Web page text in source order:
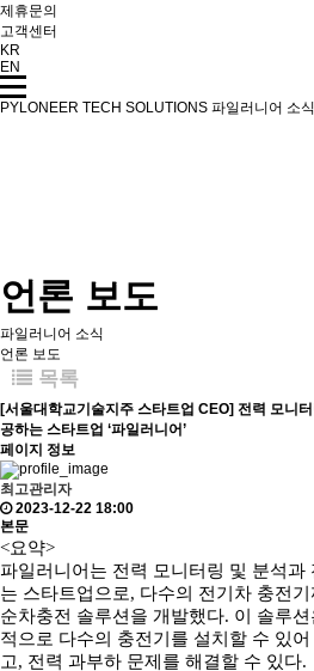
제휴문의
고객센터
KR
EN
PYLONEER TECH SOLUTIONS 파일러니어 소식
언론 보도
파일러니어 소식
언론 보도
목록
[서울대학교기술지주 스타트업 CEO] 전력 모니
공하는 스타트업 ‘파일러니어’
페이지 정보
최고관리자
2023-12-22 18:00
본문
<요약>
파일러니어는 전력 모니터링 및 분석
는 스타트업으로, 다수의 전기차 충전
순차충전 솔루션을 개발했다. 이 솔루
적으로 다수의 충전기를 설치할 수 있
고, 전력 과부하 문제를 해결할 수 있다.